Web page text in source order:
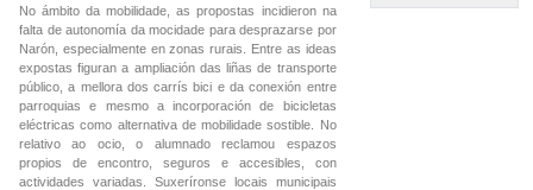
No ámbito da mobilidade, as propostas incidieron na
falta de autonomía da mocidade para desprazarse por
Narón, especialmente en zonas rurais. Entre as ideas
expostas figuran a ampliación das liñas de transporte
público, a mellora dos carrís bici e da conexión entre
parroquias e mesmo a incorporación de bicicletas
eléctricas como alternativa de mobilidade sostible. No
relativo ao ocio, o alumnado reclamou espazos
propios de encontro, seguros e accesibles, con
actividades variadas. Suxeríronse locais municipais